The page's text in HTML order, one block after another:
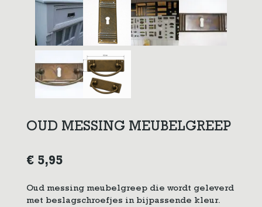
OUD MESSING MEUBELGREEP
€ 5,95
Oud messing meubelgreep die wordt geleverd
met beslagschroefjes in bijpassende kleur.